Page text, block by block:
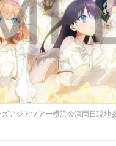
アジアツアー横浜公演両日現地